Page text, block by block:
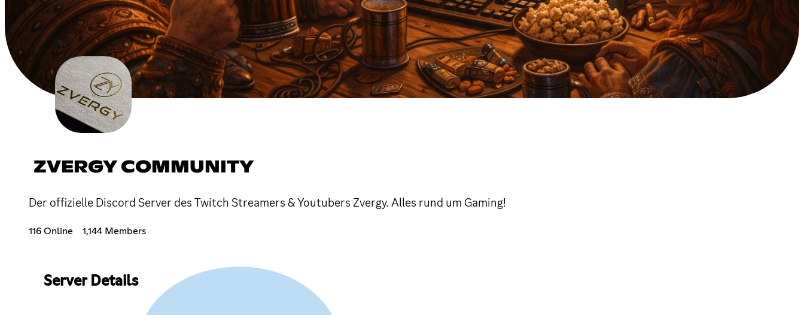
ZVERGY COMMUNITY
Der offizielle Discord Server des Twitch Streamers & Youtubers Zvergy. Alles rund um Gaming!
116 Online 1,144 Members
Server Details